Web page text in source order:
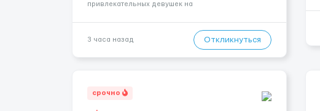
привлекательных девушек на
хорошие деньги 💶 — это предложение для тебя! 🔹
3 часа назад Откликнуться
срочно